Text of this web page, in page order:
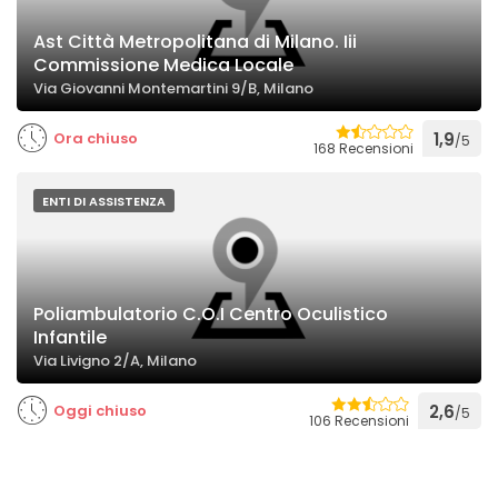
Ast Città Metropolitana di Milano. Iii
Commissione Medica Locale
Via Giovanni Montemartini 9/B, Milano
Ora chiuso 168 Recensioni 1,9/5
ENTI DI ASSISTENZA
Poliambulatorio C.O.I Centro Oculistico
Infantile
Via Livigno 2/A, Milano
Oggi chiuso 106 Recensioni 2,6/5